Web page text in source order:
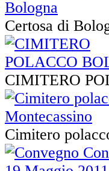
Certosa di
CIMITERO
Cimitero